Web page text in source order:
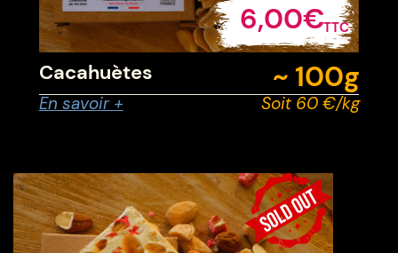
6,00€TTC
Cacahuètes ~ 100g
En savoir + Soit 60 €/kg